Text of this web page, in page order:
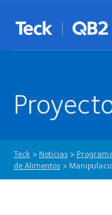
Teck > Noticias >
de Alimentos >